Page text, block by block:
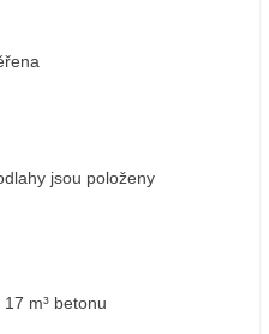
jsou položeny
m³ betonu